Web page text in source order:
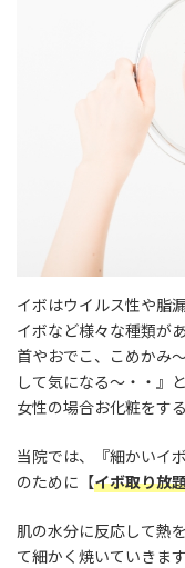
イボはウイルス性や脂
イボなど様々な種類があ
首やおでこ、こめかみ
して気になる～・・』
女性の場合お化粧をす
当院では、『細かいイ
のために【イボ取り放
肌の水分に反応して熱
て細かく焼いていきます